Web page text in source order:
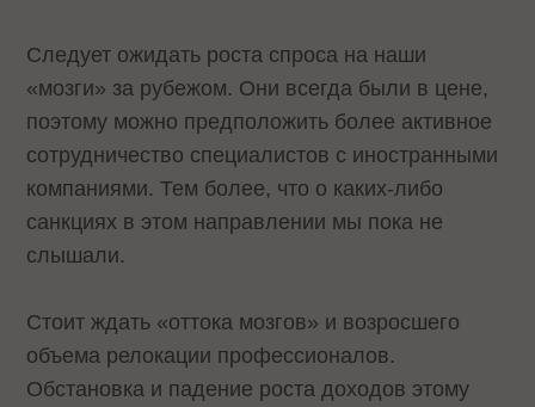
Следует ожидать роста спроса на наши
«мозги» за рубежом. Они всегда были в цене,
поэтому можно предположить более активное
сотрудничество специалистов с иностранными
компаниями. Тем более, что о каких-либо
санкциях в этом направлении мы пока не
слышали.
Стоит ждать «оттока мозгов» и возросшего
объема релокации профессионалов.
Обстановка и падение роста доходов этому